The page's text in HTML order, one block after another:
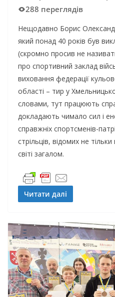
288 переглядів
Нещодавно Борис
який понад 40 років був
(скромно просив не
про спортивний заклад
виховання федерації
області – тир у
словами, тут працюють
докладають чимало сил і
справжніх спортсменів-
стрільців, відомих не
світі загалом.
Читати далі